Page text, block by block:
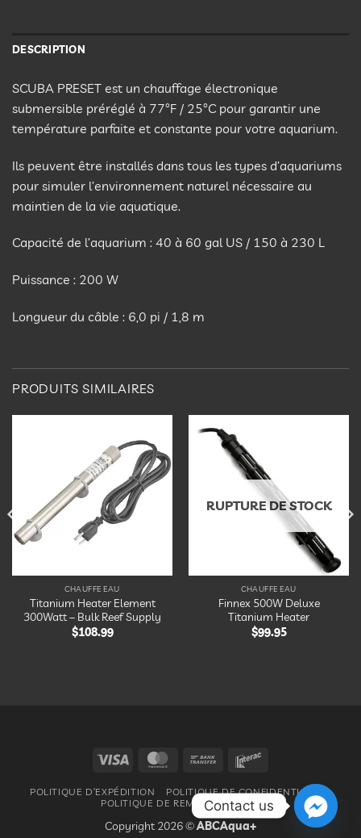
DESCRIPTION
SCUBA PRESET est un chauffage électronique
submersible préréglé à 77°F / 25°C pour garantir une
température parfaite et constante pour votre aquarium.
Ils peuvent être installés dans tous les types d’aquariums
pour simuler l’environnement naturel nécessaire au
maintien de la vie aquatique.
Capacité de l’aquarium : 40 à 60 gal US / 150 à 230 L
Puissance : 200 W
Longueur du câble : 6,0 pi / 1,8 m
PRODUITS SIMILAIRES
Ajouter
à la
liste
d’envies
CHAUFFE EAU
Titanium Heater Element
300Watt – Bulk Reef Supply
$108.99
RUPTURE DE STOCK
CHAUFFE EAU
Finnex 500W Deluxe
Titanium Heater
$99.95
Visa MasterCardBank
POLITIQUE D’EXPÉDITION
POLITIQUE DE CONFIDENTIALITÉ
POLITIQUE DE REMBOURSEMENT
Copyright 2026 ©ABCAqua+
Contact us